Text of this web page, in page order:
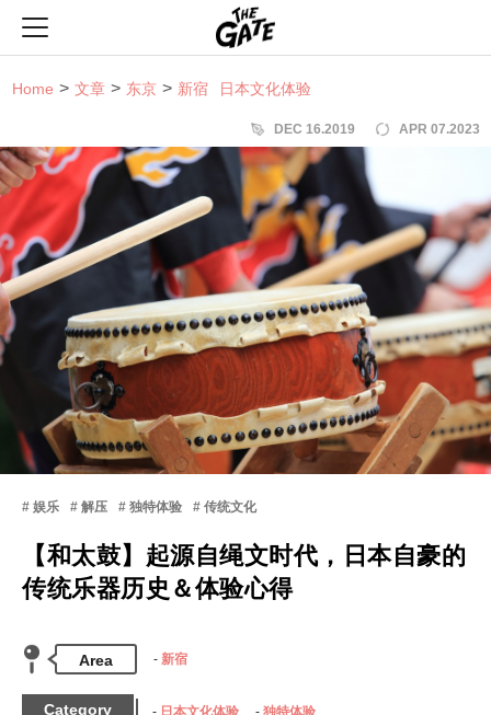
Home 文章 东京 新宿 日本文化体验
DEC 16.2019 APR 07.2023
娱乐 解压 独特体验 传统文化
【和太鼓】起源自绳文时代，日本自豪的
传统乐器历史＆体验心得
Area 新宿
Category 日本文化体验 独特体验